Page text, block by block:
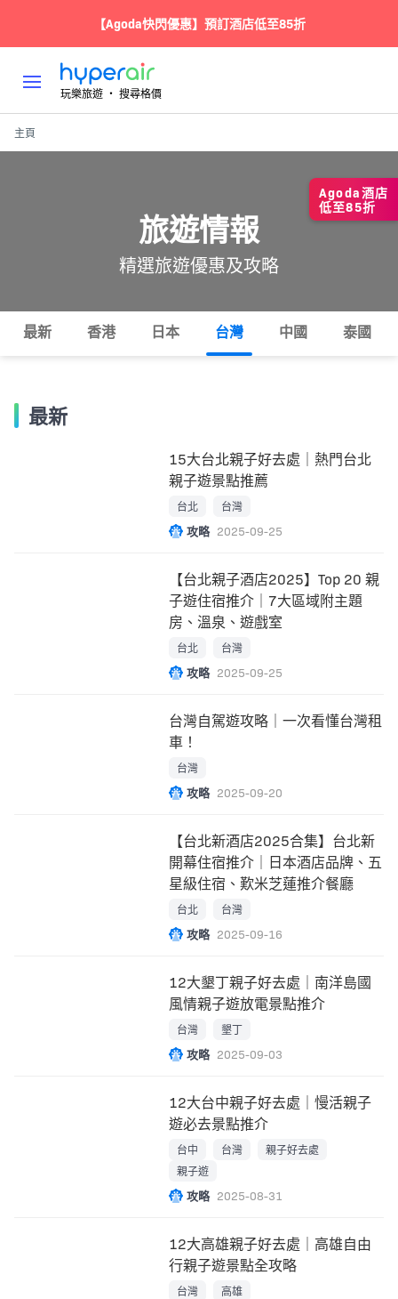
【Agoda快閃優惠】預訂酒店低至85折
玩樂旅遊 ‧ 搜尋格價
主頁
旅遊情報
精選旅遊優惠及攻略
最新 香港 日本 台灣 中國 泰國
最新
15大台北親子好去處｜熱門台北
親子遊景點推薦
台北 台灣
攻略 2025-09-25
【台北親子酒店2025】Top 20 親
子遊住宿推介｜7大區域附主題
房、溫泉、遊戲室
台北 台灣
攻略 2025-09-25
台灣自駕遊攻略｜一次看懂台灣租
車！
台灣
攻略 2025-09-20
【台北新酒店2025合集】台北新
開幕住宿推介｜日本酒店品牌、五
星級住宿、歎米芝蓮推介餐廳
台北 台灣
攻略 2025-09-16
12大墾丁親子好去處｜南洋島國
風情親子遊放電景點推介
台灣 墾丁
攻略 2025-09-03
12大台中親子好去處｜慢活親子
遊必去景點推介
台中 台灣
親子好去處
親子遊
攻略 2025-08-31
12大高雄親子好去處｜高雄自由
行親子遊景點全攻略
台灣 高雄
Agoda酒店
低至85折